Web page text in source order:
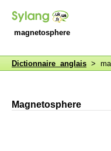
magnetosphere
Dictionnaire anglais >
Magnetosphere